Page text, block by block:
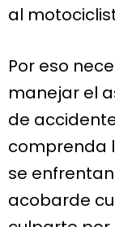
al
Por eso
manejar el
de
comprenda
se
acobarde